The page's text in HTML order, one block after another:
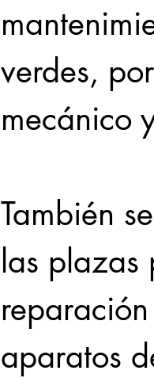
verdes,
mecánico
También
las plazas
aparatos